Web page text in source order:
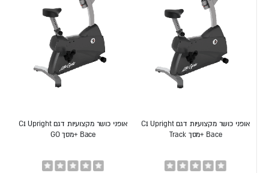
אופני כושר מקצועיות דגם C1 Upright
Bace +מסך Track
Rating:
אופני כושר מקצועיות דגם C1 Upright
Bace +מסך GO
Rating: